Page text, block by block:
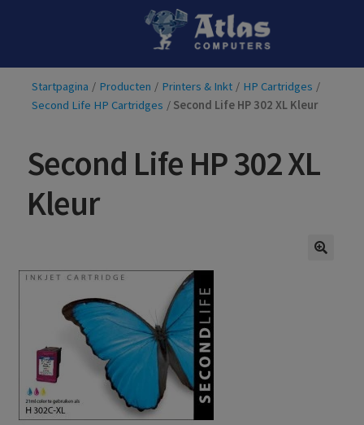
Ga
naar
navigatie
Ga
de
inhoud
Startpagina / Producten / Printers & Inkt / HP Cartridges /
Second Life HP Cartridges / Second Life HP 302 XL Kleur
Second Life HP 302 XL
Kleur